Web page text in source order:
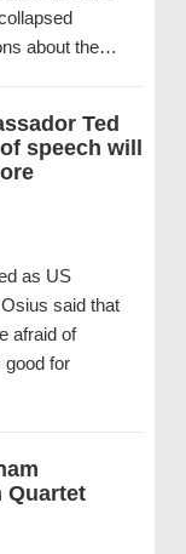
about the…
Ted
speech will
as US
said that
afraid of
good for
Quartet